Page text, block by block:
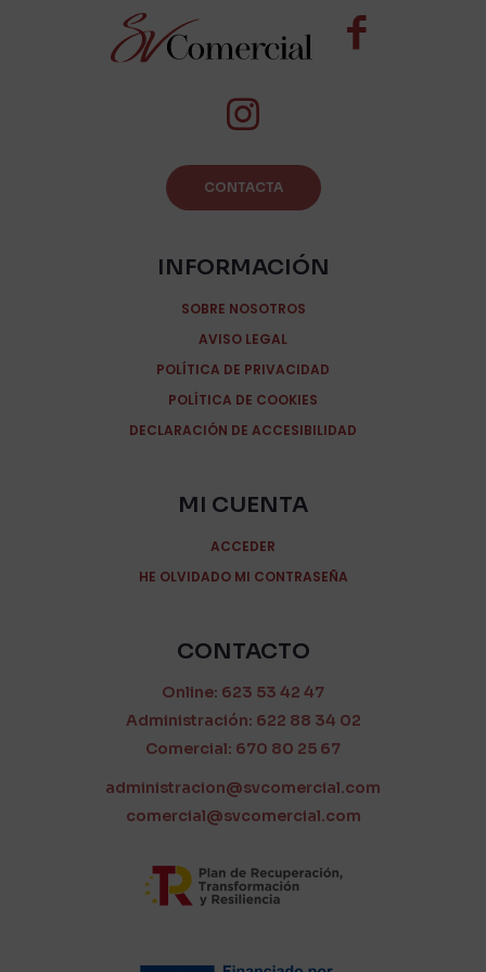
CONTACTA
INFORMACIÓN
SOBRE NOSOTROS
AVISO LEGAL
POLÍTICA DE PRIVACIDAD
POLÍTICA DE COOKIES
DECLARACIÓN DE ACCESIBILIDAD
MI CUENTA
ACCEDER
HE OLVIDADO MI CONTRASEÑA
CONTACTO
Online: 623 53 42 47
Administración: 622 88 34 02
Comercial: 670 80 25 67
administracion@svcomercial.com
comercial@svcomercial.com